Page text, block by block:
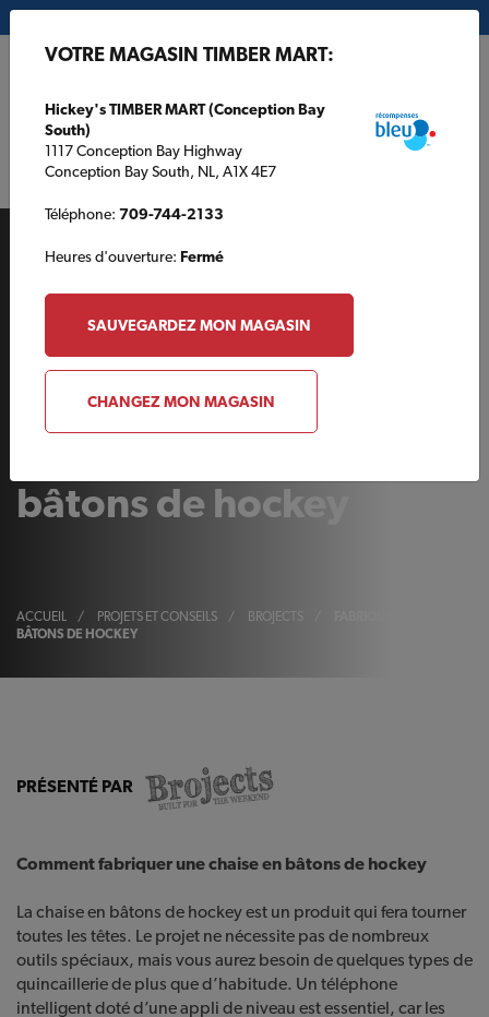
BROJECTS
bâtons de hockey
ACCUEIL / PROJETS ET CONSEILS / BROJECTS
BÂTONS DE HOCKEY
PRÉSENTÉ PAR
Comment fabriquer une chaise en bâtons de hockey
La chaise en bâtons de hockey est un produit qui fera tourner
toutes les têtes. Le projet ne nécessite pas de nombreux
outils spéciaux, mais vous aurez besoin de quelques types de
quincaillerie de plus que d’habitude. Un téléphone
intelligent doté d’une appli de niveau est essentiel, car les
VOTRE MAGASIN TIMBER MART:
Hickey's TIMBER MART (Conception Bay
South)
1117 Conception Bay Highway
Conception Bay South, NL, A1X 4E7
Téléphone: 709-744-2133
Heures d'ouverture: Fermé
SAUVEGARDEZ MON MAGASIN
CHANGEZ MON MAGASIN